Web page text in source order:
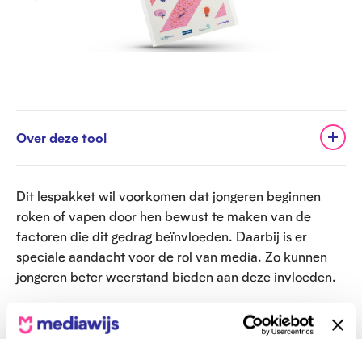
Over deze tool
Dit lespakket wil voorkomen dat jongeren beginnen
roken of vapen door hen bewust te maken van de
factoren die dit gedrag beïnvloeden. Daarbij is er
speciale aandacht voor de rol van media. Zo kunnen
jongeren beter weerstand bieden aan deze invloeden.
Wat komt aan bod?